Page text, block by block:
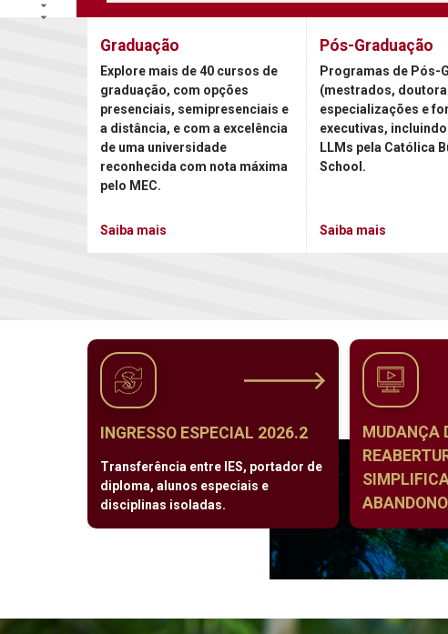
Graduação
Explore mais de 40 cursos de
graduação, com opções
presenciais, semipresenciais e
a distância, e com a excelência
de uma universidade
reconhecida com nota máxima
pelo MEC.
Saiba mais
Pós-Graduação
Programas de Pós-
(mestrados,
especializações e
executivas, incluindo
LLMs pela Católica
School.
Saiba mais
INGRESSO ESPECIAL 2026.2
Transferência entre IES, portador de
diploma, alunos especiais e
disciplinas isoladas.
MUDANÇA